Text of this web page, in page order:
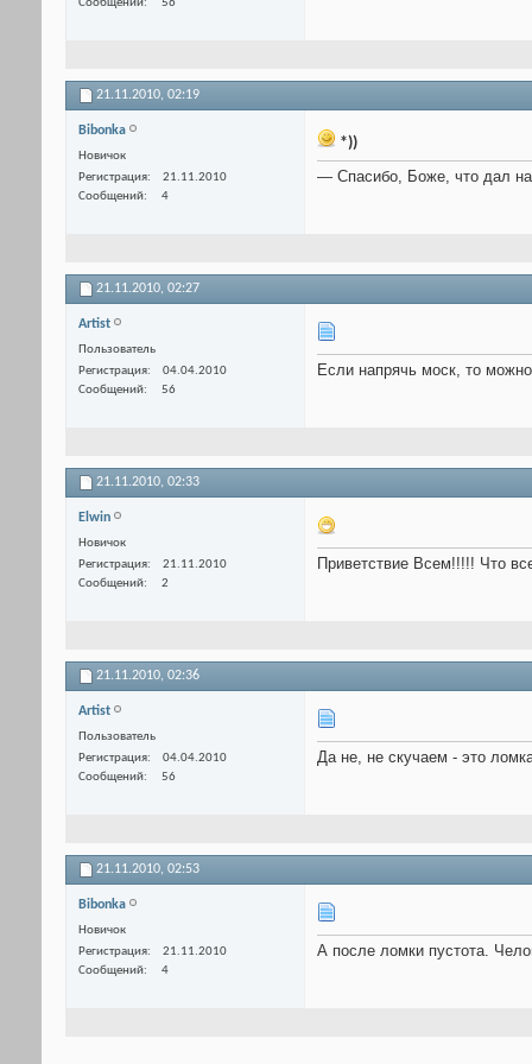
Сообщений 56
21.11.2010, 02:19
Bibonka
Новичок
Регистрация
21.11.2010
Сообщений
4
*))
— Спасибо, Боже, что дал
21.11.2010, 02:27
Artist
Пользователь
Регистрация
04.04.2010
Сообщений
56
Если напрячь моск, то
21.11.2010, 02:33
Elwin
Новичок
Регистрация
21.11.2010
Сообщений
2
Приветствие Всем!!!!! Что
21.11.2010, 02:36
Artist
Пользователь
Регистрация
04.04.2010
Сообщений
56
Да не, не скучаем - это
21.11.2010, 02:53
Bibonka
Новичок
Регистрация
21.11.2010
Сообщений
4
А после ломки пустота.